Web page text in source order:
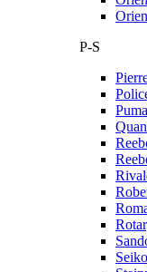
P-S
Puma
Seiko